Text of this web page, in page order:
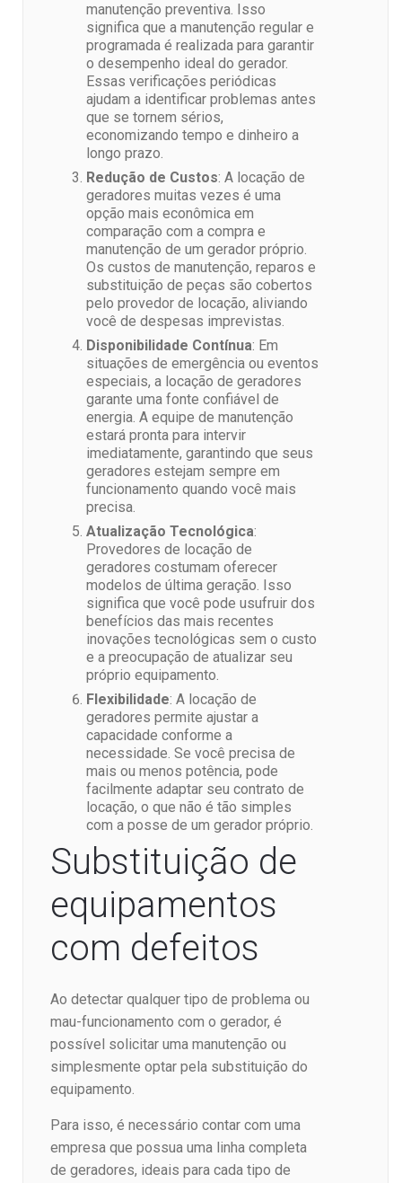
manutenção preventiva. Isso
significa que a manutenção regular e
programada é realizada para garantir
o desempenho ideal do gerador.
Essas verificações periódicas
ajudam a identificar problemas antes
que se tornem sérios,
economizando tempo e dinheiro a
longo prazo.
Redução de Custos: A locação de
geradores muitas vezes é uma
opção mais econômica em
comparação com a compra e
manutenção de um gerador próprio.
Os custos de manutenção, reparos e
substituição de peças são cobertos
pelo provedor de locação, aliviando
você de despesas imprevistas.
Disponibilidade Contínua: Em
situações de emergência ou eventos
especiais, a locação de geradores
garante uma fonte confiável de
energia. A equipe de manutenção
estará pronta para intervir
imediatamente, garantindo que seus
geradores estejam sempre em
funcionamento quando você mais
precisa.
Atualização Tecnológica:
Provedores de locação de
geradores costumam oferecer
modelos de última geração. Isso
significa que você pode usufruir dos
benefícios das mais recentes
inovações tecnológicas sem o custo
e a preocupação de atualizar seu
próprio equipamento.
Flexibilidade: A locação de
geradores permite ajustar a
capacidade conforme a
necessidade. Se você precisa de
mais ou menos potência, pode
facilmente adaptar seu contrato de
locação, o que não é tão simples
com a posse de um gerador próprio.
Substituição de
equipamentos
com defeitos
Ao detectar qualquer tipo de problema ou
mau-funcionamento com o gerador, é
possível solicitar uma manutenção ou
simplesmente optar pela substituição do
equipamento.
Para isso, é necessário contar com uma
empresa que possua uma linha completa
de geradores, ideais para cada tipo de